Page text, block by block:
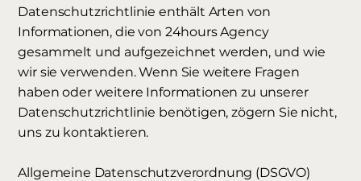
Datenschutzrichtlinie enthält Arten von
Informationen, die von 24hours Agency
gesammelt und aufgezeichnet werden, und wie
wir sie verwenden. Wenn Sie weitere Fragen
haben oder weitere Informationen zu unserer
Datenschutzrichtlinie benötigen, zögern Sie nicht,
uns zu kontaktieren.
Allgemeine Datenschutzverordnung (DSGVO)